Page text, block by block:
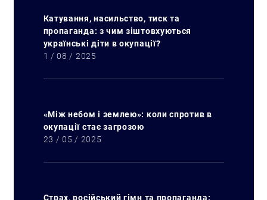
Катування, насильство, тиск та
пропаганда: з чим зіштовхуються
українські діти в окупації?
1 / 08 / 2025
«Між небом і землею»: коли спротив в
окупації стає загрозою
23 / 05 / 2025
Страх, російський гімн та пропаганда: